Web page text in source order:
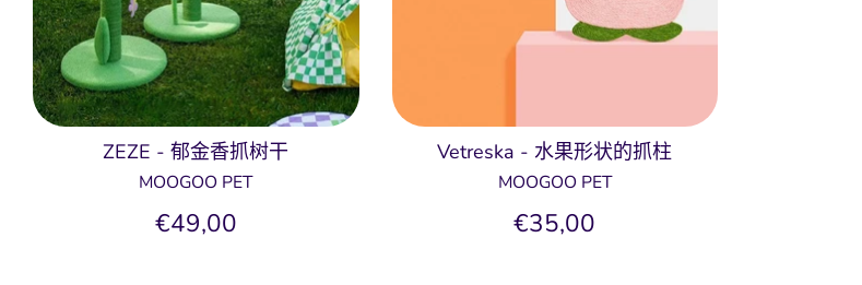
ZEZE - 郁金香抓树干
MOOGOO PET
€49,00
Vetreska - 水果形状的抓柱
MOOGOO PET
€35,00